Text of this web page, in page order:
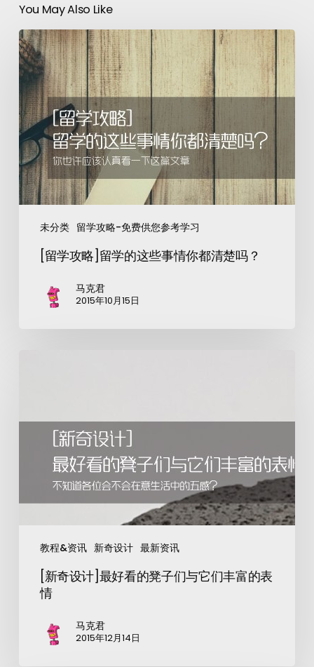
You May Also Like
未分类 留学攻略-免费供您参考学习
[留学攻略]留学的这些事情你都清楚吗？
马克君
2015年10月15日
教程&资讯 新奇设计 最新资讯
[新奇设计]最好看的凳子们与它们丰富的表
情
马克君
2015年12月14日